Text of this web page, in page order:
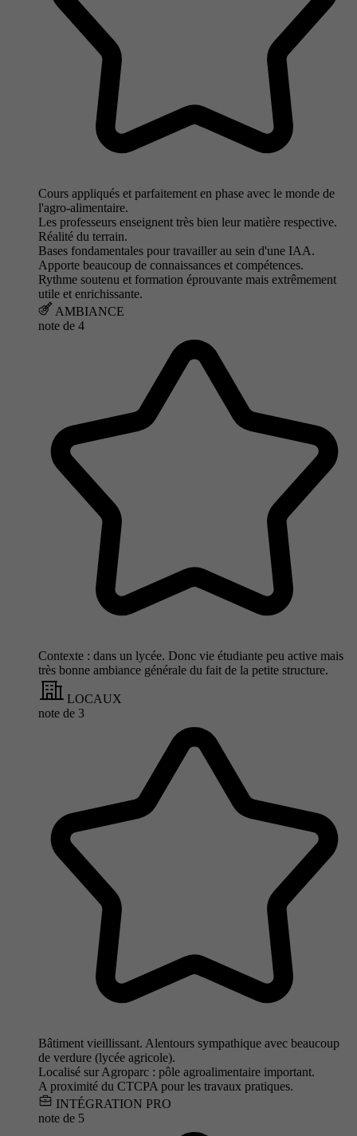
Cours appliqués et parfaitement en phase avec le monde de
l'agro-alimentaire.
Les professeurs enseignent très bien leur matière respective.
Réalité du terrain.
Bases fondamentales pour travailler au sein d'une IAA.
Apporte beaucoup de connaissances et compétences.
Rythme soutenu et formation éprouvante mais extrêmement
utile et enrichissante.
AMBIANCE
note de 4
Contexte : dans un lycée. Donc vie étudiante peu active mais
très bonne ambiance générale du fait de la petite structure.
LOCAUX
note de 3
Bâtiment vieillissant. Alentours sympathique avec beaucoup
de verdure (lycée agricole).
Localisé sur Agroparc : pôle agroalimentaire important.
A proximité du CTCPA pour les travaux pratiques.
INTÉGRATION PRO
note de 5